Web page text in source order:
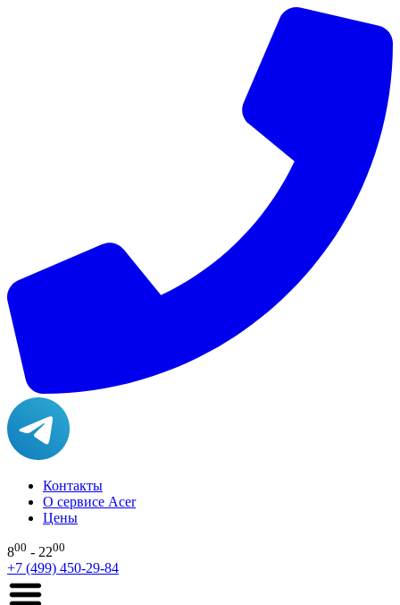
Контакты
О сервисе Acer
Цены
800 - 2200
+7 (499) 450-29-84